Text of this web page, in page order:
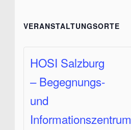
VERANSTALTUNGSORTE
HOSI Salzburg
– Begegnungs-
und
Informationszentrum